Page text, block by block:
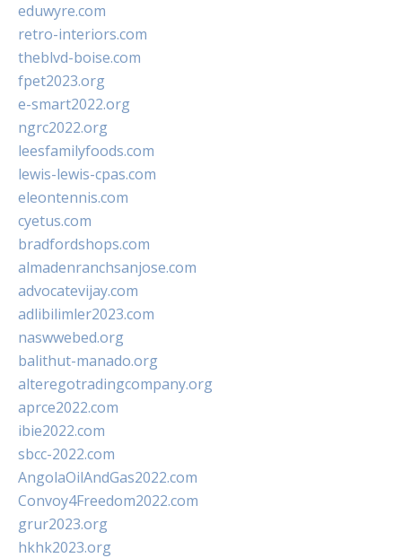
eduwyre.com
retro-interiors.com
theblvd-boise.com
fpet2023.org
e-smart2022.org
ngrc2022.org
leesfamilyfoods.com
lewis-lewis-cpas.com
eleontennis.com
cyetus.com
bradfordshops.com
almadenranchsanjose.com
advocatevijay.com
adlibilimler2023.com
naswwebed.org
balithut-manado.org
alteregotradingcompany.org
aprce2022.com
ibie2022.com
sbcc-2022.com
AngolaOilAndGas2022.com
Convoy4Freedom2022.com
grur2023.org
hkhk2023.org